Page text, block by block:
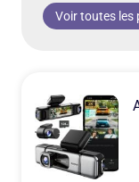
Voir toutes les